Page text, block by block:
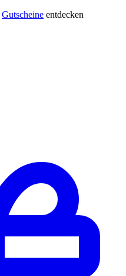
Gutscheine entdecken